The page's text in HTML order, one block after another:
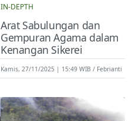
IN-DEPTH
Arat Sabulungan dan
Gempuran Agama dalam
Kenangan Sikerei
Kamis, 27/11/2025 | 15:49 WIB Febrianti